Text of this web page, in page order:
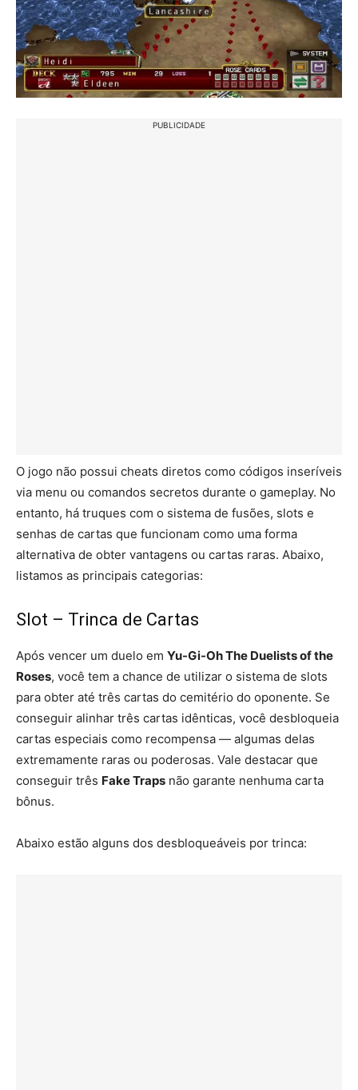
PUBLICIDADE
O jogo não possui cheats diretos como códigos inseríveis
via menu ou comandos secretos durante o gameplay. No
entanto, há truques com o sistema de fusões, slots e
senhas de cartas que funcionam como uma forma
alternativa de obter vantagens ou cartas raras. Abaixo,
listamos as principais categorias:
Slot – Trinca de Cartas
Após vencer um duelo em Yu-Gi-Oh The Duelists of the
Roses, você tem a chance de utilizar o sistema de slots
para obter até três cartas do cemitério do oponente. Se
conseguir alinhar três cartas idênticas, você desbloqueia
cartas especiais como recompensa — algumas delas
extremamente raras ou poderosas. Vale destacar que
conseguir três Fake Traps não garante nenhuma carta
bônus.
Abaixo estão alguns dos desbloqueáveis por trinca: